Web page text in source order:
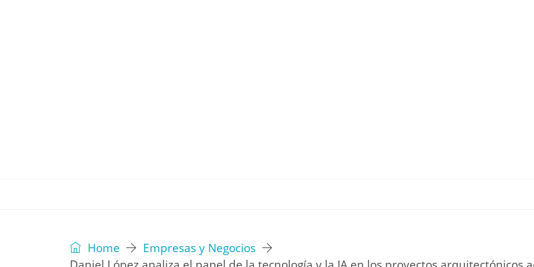
Home
Empresas y Negocios